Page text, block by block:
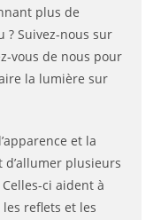
plus de
? Suivez-nous sur
vous de nous pour
la lumière sur
et la
plusieurs
ci aident à
reflets et les